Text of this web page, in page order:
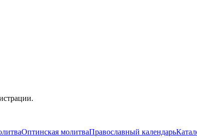
Оптинская молитваПравославный календарь